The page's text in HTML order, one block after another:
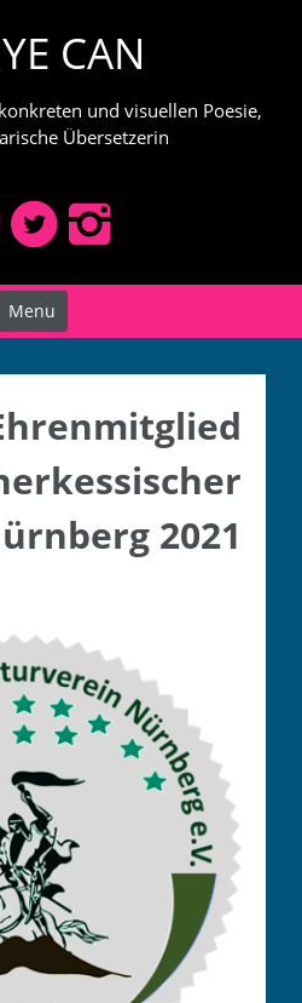
CAN
und visuellen Poesie,
Übersetzerin
Menu
2021